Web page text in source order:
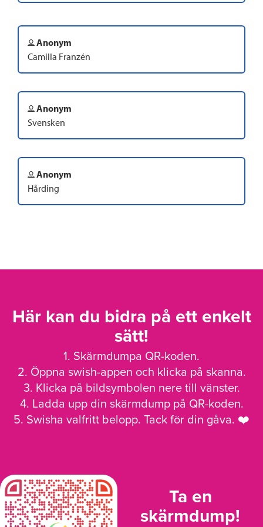
Anonym
Camilla Franzén
Anonym
Svensken
Anonym
Hårding
Här kan du bidra på ett enkelt
sätt!
1. Skärmdumpa QR-koden.
2. Öppna swish-appen och klicka på skanna.
3. Klicka på bildsymbolen nere till vänster.
4. Ladda upp din skärmdump på QR-koden.
5. Swisha valfritt belopp. Tack för din gåva. ❤️
Ta en
skärmdump!